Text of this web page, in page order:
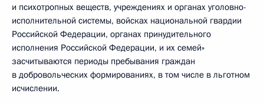
и психотропных веществ, учреждениях и органах уголовно-
исполнительной системы, войсках национальной гвардии
Российской Федерации, органах принудительного
исполнения Российской Федерации, и их семей»
засчитываются периоды пребывания граждан
в добровольческих формированиях, в том числе в льготном
исчислении.